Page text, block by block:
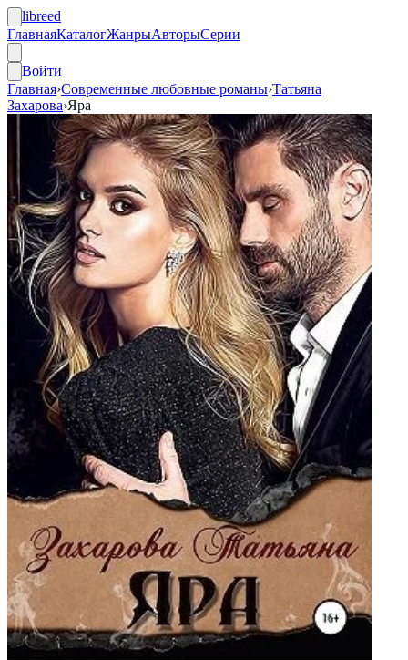
libreed
ГлавнаяКаталогЖанрыАвторыСерии
Войти
Главная›Современные любовные романы›Татьяна
Захарова›Яра